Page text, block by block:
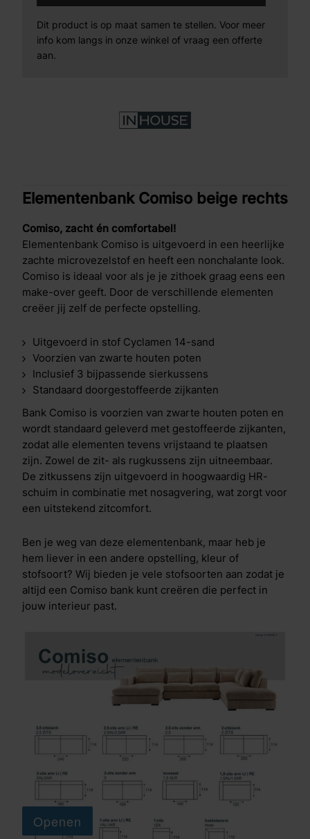
Dit product is op maat samen te stellen. Voor meer
info kom langs in onze winkel of vraag een offerte
aan.
Elementenbank Comiso beige rechts
Comiso, zacht én comfortabel!
Elementenbank Comiso is uitgevoerd in een heerlijke
zachte microvezelstof en heeft een nonchalante look.
Comiso is ideaal voor als je je zithoek graag eens een
make-over geeft. Door de verschillende elementen
creëer jij zelf de perfecte opstelling.
Uitgevoerd in stof Cyclamen 14-sand
Voorzien van zwarte houten poten
Inclusief 3 bijpassende sierkussens
Standaard doorgestoffeerde zijkanten
Bank Comiso is voorzien van zwarte houten poten en
wordt standaard geleverd met gestoffeerde zijkanten,
zodat alle elementen tevens vrijstaand te plaatsen
zijn. Zowel de zit- als rugkussens zijn uitneembaar.
De zitkussens zijn uitgevoerd in hoogwaardig HR-
schuim in combinatie met nosagvering, wat zorgt voor
een uitstekend zitcomfort.
Ben je weg van deze elementenbank, maar heb je
hem liever in een andere opstelling, kleur of
stofsoort? Wij bieden je vele stofsoorten aan zodat je
altijd een Comiso bank kunt creëren die perfect in
jouw interieur past.